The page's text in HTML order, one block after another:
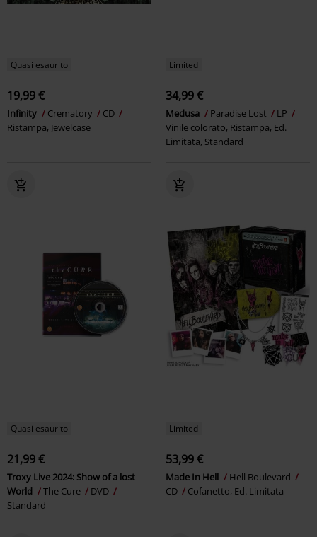
Quasi esaurito
19,99 €
Infinity Crematory
CD
Ristampa, Jewelcase
Limited
34,99 €
Medusa Paradise Lost
LP
Vinile colorato, Ristampa, Ed.
Limitata, Standard
Quasi esaurito
21,99 €
Troxy Live 2024: Show of a lost
World
The Cure
DVD
Standard
Limited
53,99 €
Made In Hell
Hell Boulevard
CD
Cofanetto, Ed. Limitata